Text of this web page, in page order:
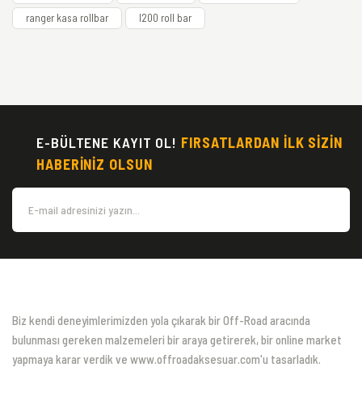
ranger kasa rollbar
l200 roll bar
E-BÜLTENE KAYIT OL! FIRSATLARDAN İLK SİZİN
HABERİNİZ OLSUN
Biz kendi deneyimlerimizden yola çıkarak bir Off-Road aracında
bulunması gereken malzemeleri bir araya getirerek, bir online market
yapmaya karar verdik ve www.offroadaksesuar.com'u tasarladık.